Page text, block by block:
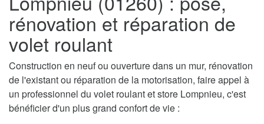
rénovation et réparation de
volet roulant
Construction en neuf ou ouverture dans un mur, rénovation
de l'existant ou réparation de la motorisation, faire appel à
un professionnel du volet roulant et store Lompnieu, c'est
bénéficier d'un plus grand confort de vie :